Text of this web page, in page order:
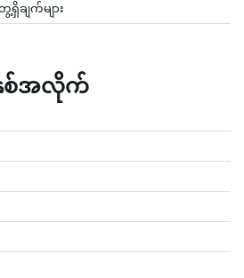
ချက်များ
နှစ်အလိုက်